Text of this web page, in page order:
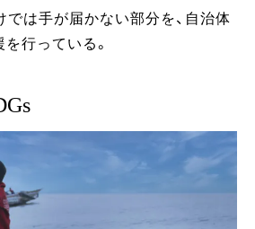
は手が届かない部分を、自治体
行っている。